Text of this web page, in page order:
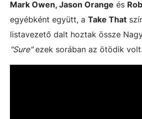
Mark Owen, Jason Orange és
egyébként együtt, a Take That
listavezető dalt hoztak össze
"Sure"ezek sorában az ötödik volt.